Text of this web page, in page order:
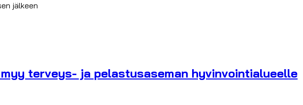
jälkeen
terveys- ja pelastusaseman hyvinvointialueelle